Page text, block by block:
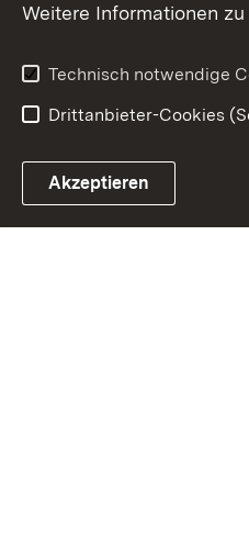
Link zum
Weitere Informationen
Technisch notwendige
Drittanbieter-Cookies
Akzeptieren